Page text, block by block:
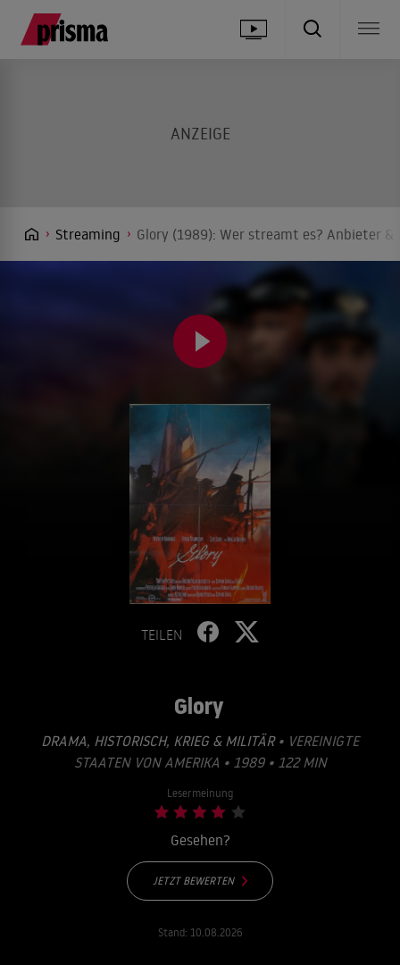
Streaming Glory (1989): Wer streamt es? Anbieter &
TEILEN
Glory
DRAMA, HISTORISCH, KRIEG & MILITÄR• VEREINIGTE
STAATEN VON AMERIKA • 1989 • 122 MIN
Lesermeinung
Gesehen?
JETZT BEWERTEN
Stand: 10.08.2026